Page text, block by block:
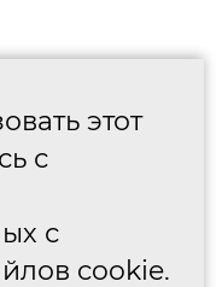
этот
с
с
cookie.